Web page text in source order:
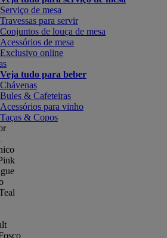
Serviço de mesa
Travessas para servir
Conjuntos de louça de mesa
Acessórios de mesa
Exclusivo online
Veja tudo para beber
Chávenas
Bules & Cafeteiras
Acessórios para vinho
Taças & Copos